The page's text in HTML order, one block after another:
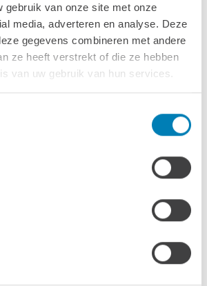
gebruik van onze site met onze
media, adverteren en analyse. Deze
gegevens combineren met andere
ze heeft verstrekt of die ze hebben
van uw gebruik van hun services.